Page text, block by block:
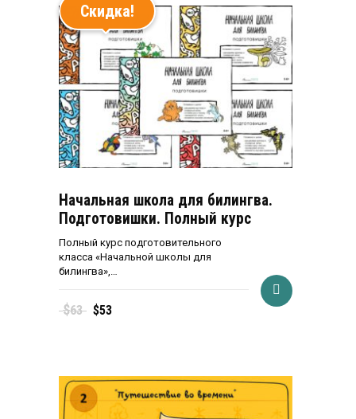
Скидка!
Начальная школа для билингва.
Подготовишки. Полный курс
Полный курс подготовительного
класса «Начальной школы для
билингва»,…
$63
Первоначальная
$53Текущая